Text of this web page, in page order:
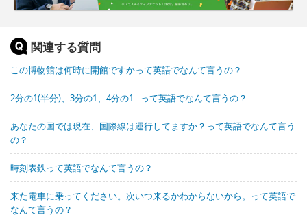
関連する質問
この博物館は何時に開館ですかって英語でなんて言うの？
2分の1(半分)、3分の1、4分の1…って英語でなんて言うの？
あなたの国では現在、国際線は運行してますか？って英語でなんて言う
の？
時刻表鉄って英語でなんて言うの？
来た電車に乗ってください。次いつ来るかわからないから。って英語で
なんて言うの？